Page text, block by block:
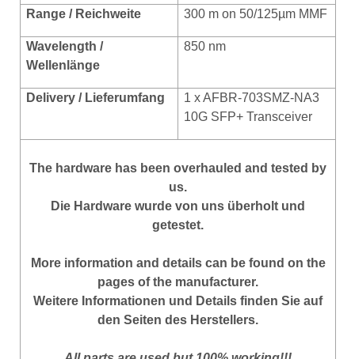
Range / Reichweite 300 m on 50/125µm MMF
Wavelength /
Wellenlänge
850 nm
Delivery / Lieferumfang
1 x AFBR-703SMZ-NA3
10G SFP+ Transceiver
The hardware has been overhauled and tested by
us.
Die Hardware wurde von uns überholt und
getestet.
More information and details can be found on the
pages of the manufacturer.
Weitere Informationen und Details finden Sie auf
den Seiten des Herstellers.